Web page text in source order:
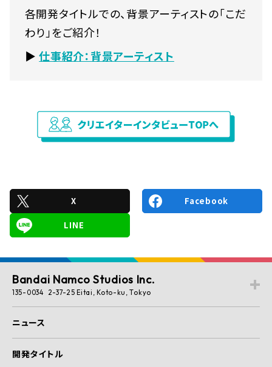
各開発タイトルでの、背景アーティストの「こだ
わり」をご紹介！
▶仕事紹介：背景アーティスト
X Facebook
LINE
Bandai Namco Studios Inc.
135-0034 2-37-25 Eitai, Koto-ku, Tokyo
ニュース
開発タイトル